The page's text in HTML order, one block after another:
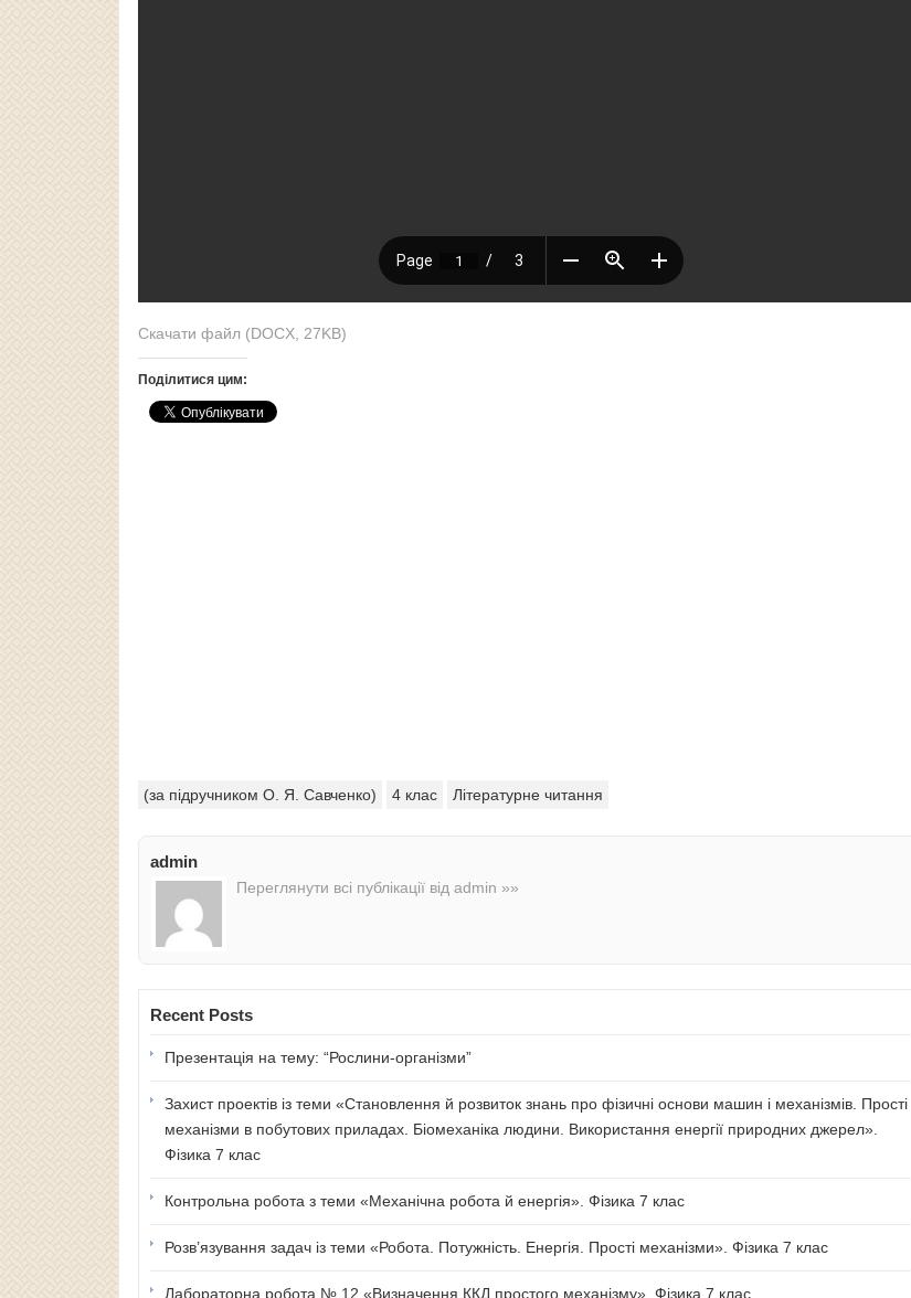
Скачати файл (DOCX, 27KB)
Поділитися цим:
(за підручником О. Я. Савченко) 4 клас Літературне читання
admin
Переглянути всі публікації від admin »»
Recent Posts
Презентація на тему: “Рослини-організми”
Захист проектів із теми «Становлення й розвиток знань про фізичні основи машин і механізмів. Прості
механізми в побутових приладах. Біомеханіка людини. Використання енергії природних джерел».
Фізика 7 клас
Контрольна робота з теми «Механічна робота й енергія». Фізика 7 клас
Розв’язування задач із теми «Робота. Потужність. Енергія. Прості механізми». Фізика 7 клас
Лабораторна робота № 12 «Визначення ККД простого механізму». Фізика 7 клас